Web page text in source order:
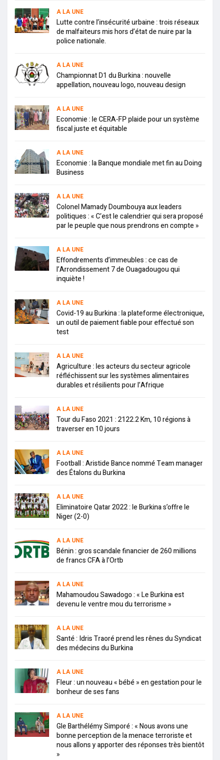
A LA UNE
Lutte contre l’insécurité urbaine : trois réseaux
de malfaiteurs mis hors d’état de nuire par la
police nationale.
A LA UNE
Championnat D1 du Burkina : nouvelle
appellation, nouveau logo, nouveau design
A LA UNE
Economie : le CERA-FP plaide pour un système
fiscal juste et équitable
A LA UNE
Economie : la Banque mondiale met fin au Doing
Business
A LA UNE
Colonel Mamady Doumbouya aux leaders
politiques : « C’est le calendrier qui sera proposé
par le peuple que nous prendrons en compte »
A LA UNE
Effondrements d’immeubles : ce cas de
l’Arrondissement 7 de Ouagadougou qui
inquiète !
A LA UNE
Covid-19 au Burkina : la plateforme électronique,
un outil de paiement fiable pour effectué son
test
A LA UNE
Agriculture : les acteurs du secteur agricole
réfléchissent sur les systèmes alimentaires
durables et résilients pour l’Afrique
A LA UNE
Tour du Faso 2021 : 2122.2 Km, 10 régions à
traverser en 10 jours
A LA UNE
Football : Aristide Bance nommé Team manager
des Étalons du Burkina
A LA UNE
Eliminatoire Qatar 2022 : le Burkina s’offre le
Niger (2-0)
A LA UNE
Bénin : gros scandale financier de 260 millions
de francs CFA à l’Ortb
A LA UNE
Mahamoudou Sawadogo : « Le Burkina est
devenu le ventre mou du terrorisme »
A LA UNE
Santé : Idris Traoré prend les rênes du Syndicat
des médecins du Burkina
A LA UNE
Fleur : un nouveau « bébé » en gestation pour le
bonheur de ses fans
A LA UNE
Gle Barthélémy Simporé : « Nous avons une
bonne perception de la menace terroriste et
nous allons y apporter des réponses très bientôt
»